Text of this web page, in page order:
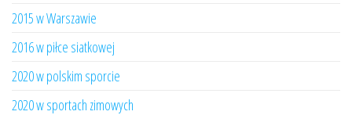
2015 w Warszawie
2016 w piłce siatkowej
2020 w polskim sporcie
2020 w sportach zimowych